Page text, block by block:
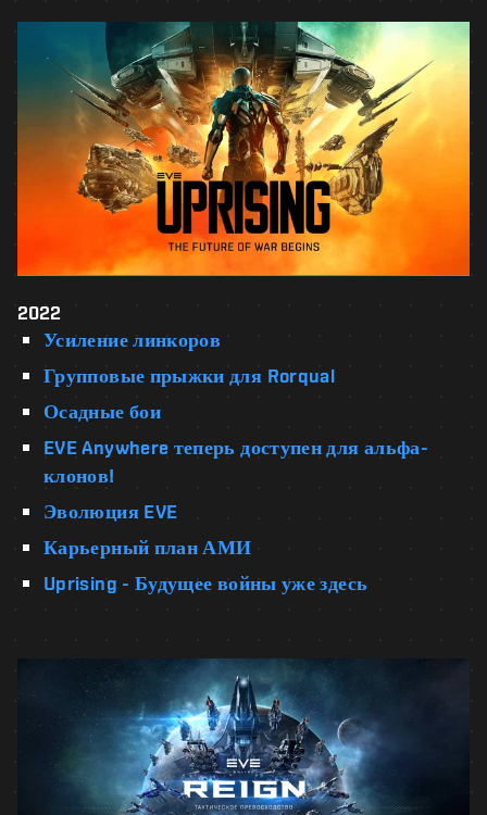
2022
Усиление линкоров
Групповые прыжки для Rorqual
Осадные бои
EVE Anywhere теперь доступен для альфа-
клонов!
Эволюция EVE
Карьерный план АМИ
Uprising - Будущее войны уже здесь